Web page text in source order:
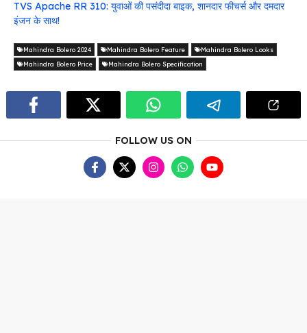
TVS Apache RR 310: युवाओं की पसंदीदा बाइक, शानदार फीचर्स और दमदार
इंजन के साथ!
Mahindra Bolero 2024 Mahindra Bolero Feature
Mahindra Bolero Looks
Mahindra Bolero Price
Mahindra Bolero Specification
FOLLOW US ON